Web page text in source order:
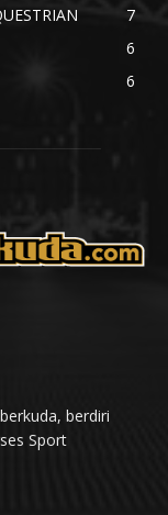
7
6
6
berdiri
Sport